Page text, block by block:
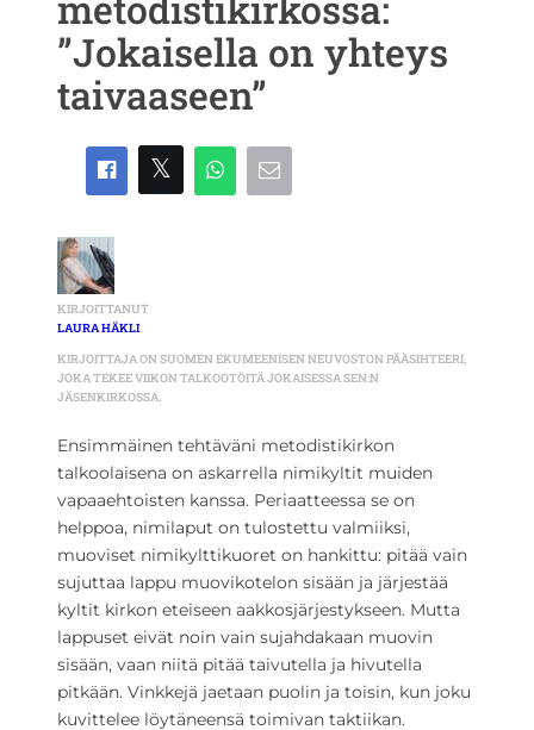
”Jokaisella on yhteys
taivaaseen”
KIRJOITTANUT
LAURA HÄKLI
KIRJOITTAJA ON SUOMEN EKUMEENISEN NEUVOSTON PÄÄSIHTEERI,
JOKA TEKEE VIIKON TALKOOTÖITÄ JOKAISESSA SEN:N
JÄSENKIRKOSSA.
Ensimmäinen tehtäväni metodistikirkon
talkoolaisena on askarrella nimikyltit muiden
vapaaehtoisten kanssa. Periaatteessa se on
helppoa, nimilaput on tulostettu valmiiksi,
muoviset nimikylttikuoret on hankittu: pitää vain
sujuttaa lappu muovikotelon sisään ja järjestää
kyltit kirkon eteiseen aakkosjärjestykseen. Mutta
lappuset eivät noin vain sujahdakaan muovin
sisään, vaan niitä pitää taivutella ja hivutella
pitkään. Vinkkejä jaetaan puolin ja toisin, kun joku
kuvittelee löytäneensä toimivan taktiikan.